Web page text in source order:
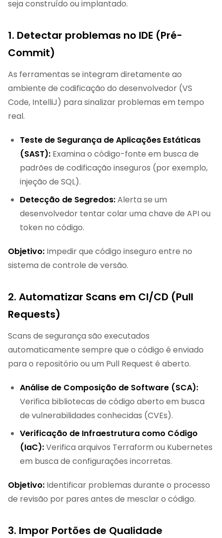
seja construído ou implantado.
1. Detectar problemas no IDE (Pré-
Commit)
As ferramentas se integram diretamente ao
ambiente de codificação do desenvolvedor (VS
Code, IntelliJ) para sinalizar problemas em tempo
real.
Teste de Segurança de Aplicações Estáticas
(SAST): Examina o código-fonte em busca de
padrões de codificação inseguros (por exemplo,
injeção de SQL).
Detecção de Segredos:Alerta se um
desenvolvedor tentar colar uma chave de API ou
token no código.
Objetivo: Impedir que código inseguro entre no
sistema de controle de versão.
2. Automatizar Scans em CI/CD (Pull
Requests)
Scans de segurança são executados
automaticamente sempre que o código é enviado
para o repositório ou um Pull Request é aberto.
Análise de Composição de Software (SCA):
Verifica bibliotecas de código aberto em busca
de vulnerabilidades conhecidas (CVEs).
Verificação de Infraestrutura como Código
(IaC):Verifica arquivos Terraform ou Kubernetes
em busca de configurações incorretas.
Objetivo: Identificar problemas durante o processo
de revisão por pares antes de mesclar o código.
3. Impor Portões de Qualidade